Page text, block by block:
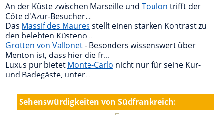
An der Küste zwischen Marseille und Toulon trifft der
Côte d'Azur-Besucher...
Das Massif des Maures stellt einen starken Kontrast zu
den belebten Küsteno...
Grotten von Vallonet- Besonders wissenswert über
Menton ist, dass hier die fr...
Luxus pur bietet Monte-Carlo nicht nur für seine Kur-
und Badegäste, unter...
Sehenswürdigkeiten von Südfrankreich: